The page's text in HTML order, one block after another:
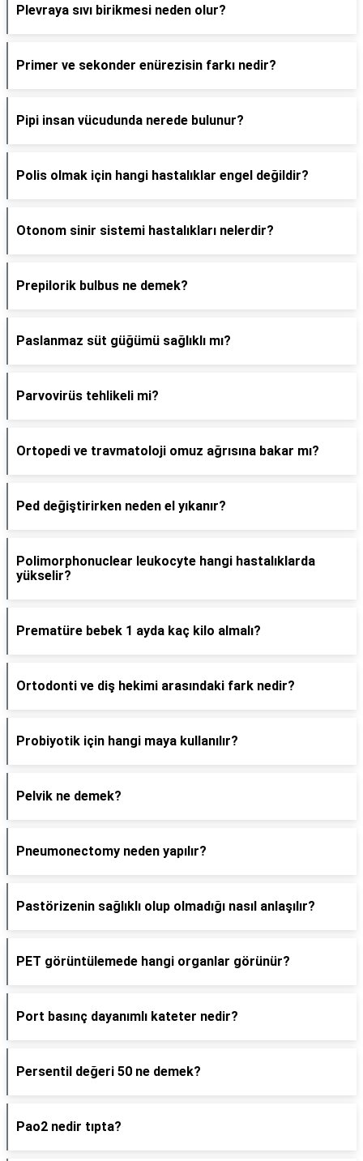
Plevraya sıvı birikmesi neden olur?
Primer ve sekonder enürezisin farkı nedir?
Pipi insan vücudunda nerede bulunur?
Polis olmak için hangi hastalıklar engel değildir?
Otonom sinir sistemi hastalıkları nelerdir?
Prepilorik bulbus ne demek?
Paslanmaz süt güğümü sağlıklı mı?
Parvovirüs tehlikeli mi?
Ortopedi ve travmatoloji omuz ağrısına bakar mı?
Ped değiştirirken neden el yıkanır?
Polimorphonuclear leukocyte hangi hastalıklarda
yükselir?
Prematüre bebek 1 ayda kaç kilo almalı?
Ortodonti ve diş hekimi arasındaki fark nedir?
Probiyotik için hangi maya kullanılır?
Pelvik ne demek?
Pneumonectomy neden yapılır?
Pastörizenin sağlıklı olup olmadığı nasıl anlaşılır?
PET görüntülemede hangi organlar görünür?
Port basınç dayanımlı kateter nedir?
Persentil değeri 50 ne demek?
Pao2 nedir tıpta?